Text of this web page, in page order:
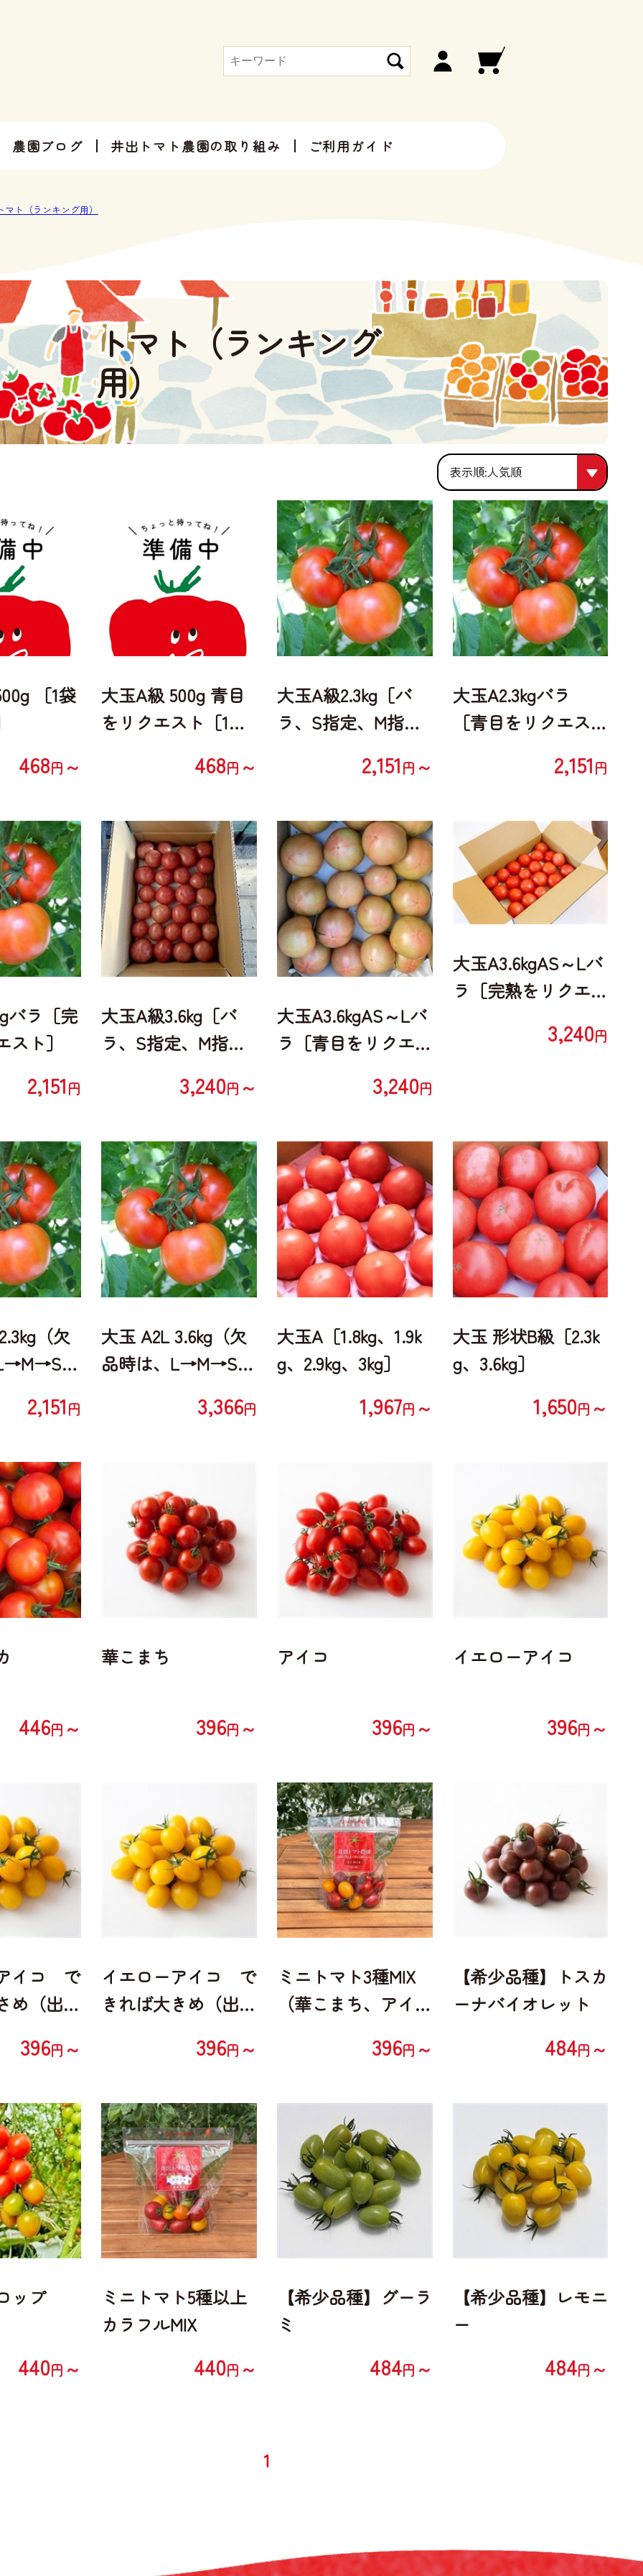
農園ブログ 井出トマト農園の取り組み ご利用ガイド
マト（ランキング用）
トマト（ランキング
用）
人気順
人気順
価格が安い
価格が高い
［1袋
468円 ～
大玉A級 500g 青目
をリクエスト［1袋
468円 ～
大玉A級2.3kg［バ
ラ、S指定、M指
2,151円 ～
大玉A2.3kgバラ
［青目をリクエス
2,151円
バラ［完
ト］
2,151円
大玉A級3.6kg［バ
ラ、S指定、M指
3,240円 ～
大玉A3.6kgAS～Lバ
ラ［青目をリクエス
3,240円
大玉A3.6kgAS～Lバ
ラ［完熟をリクエス
3,240円
（欠
2,151円
大玉 A2L 3.6kg（欠
品時は、L→M→Sで
3,366円
大玉A［1.8kg、1.9k
g、2.9kg、3kg］
1,967円 ～
大玉 形状B級［2.3k
g、3.6kg］
1,650円 ～
446円 ～
華こまち
396円 ～
アイコ
396円 ～
イエローアイコ
396円 ～
イコ で
め（出来
396円 ～
イエローアイコ で
きれば大きめ（出来
396円 ～
ミニトマト3種MIX
（華こまち、アイ
396円 ～
【希少品種】トスカ
ーナバイオレット
484円 ～
ップ
440円 ～
ミニトマト5種以上
カラフルMIX
440円 ～
【希少品種】グーラ
ミ
484円 ～
【希少品種】レモニ
ー
484円 ～
1